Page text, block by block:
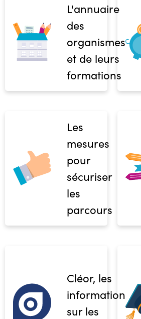
L'annuaire
des
organismes
et de leurs
formations
Les
mesures
pour
sécuriser
les
parcours
Cléor, les
informations
sur les